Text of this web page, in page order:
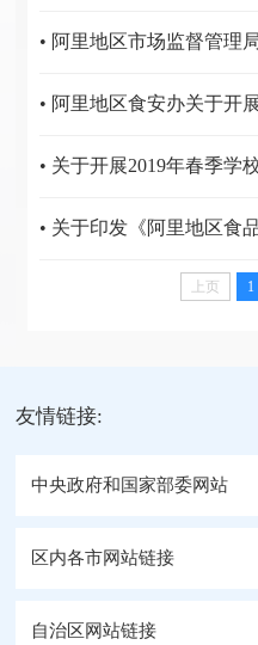
上页 1
友情链接:
中央政府和国家部委网站
区内各市网站链接
自治区网站链接